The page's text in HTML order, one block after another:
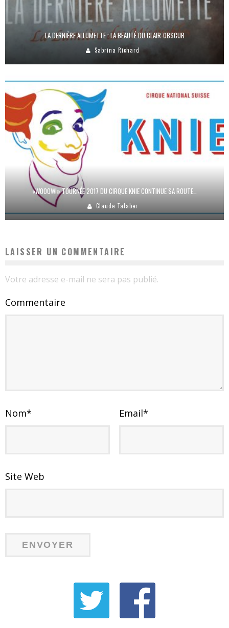
LA DERNIÈRE ALLUMETTE : LA BEAUTÉ DU CLAIR-OBSCUR
Sabrina Richard
«WOOOW!» TOURNÉE 2017 DU CIRQUE KNIE CONTINUE SA ROUTE…
Claude Talaber
LAISSER UN COMMENTAIRE
Votre adresse e-mail ne sera pas publié.
Commentaire
Nom* Email*
Site Web